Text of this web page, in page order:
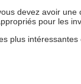
devez avoir
pour les
plus